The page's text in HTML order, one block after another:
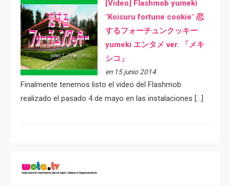
[Video] Flashmob yumeki
"Koisuru fortune cookie" 恋
するフォーチュンクッキー
yumeki エンタメ ver. 「メキ
シコ」
en 15 junio 2014
Finalmente tenemos listo el video del Flashmob
realizado el pasado 4 de mayo en las instalaciones […]